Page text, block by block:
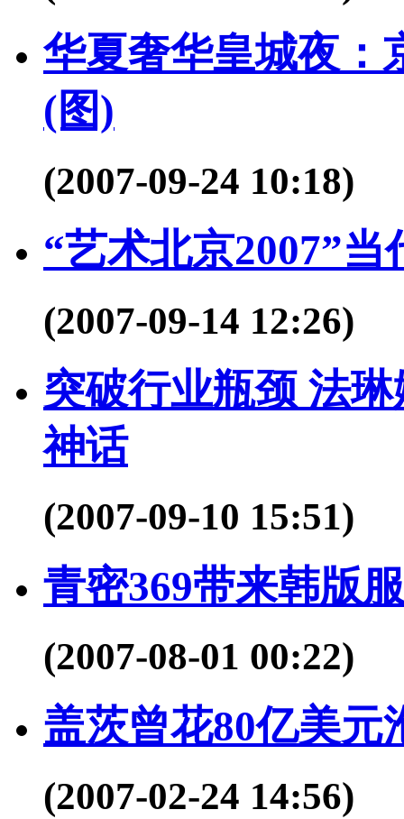
华夏奢华皇城夜：
(图)
(2007-09-24 10:18)
“艺术北京2007”
(2007-09-14 12:26)
突破行业瓶颈 法
神话
(2007-09-10 15:51)
青密369带来韩版
(2007-08-01 00:22)
盖茨曾花80亿美元
(2007-02-24 14:56)